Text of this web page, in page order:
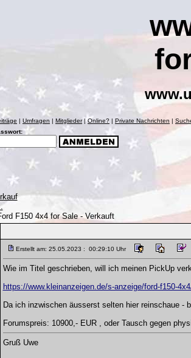
| Umfragen | Mitglieder|Online? | Private Nachrichten |
F150 4x4 for Sale - Verkauft
Erstellt am: 25.05.2023 : 00:29:10 Uhr
Wie im Titel geschrieben, will ich meinen PickUp
https://www.kleinanzeigen.de/s-anzeige/ford-f150-
Da ich inzwischen äusserst selten hier reinschaue -
Forumspreis: 10900,- EUR , oder Tausch gegen
Gruß Uwe